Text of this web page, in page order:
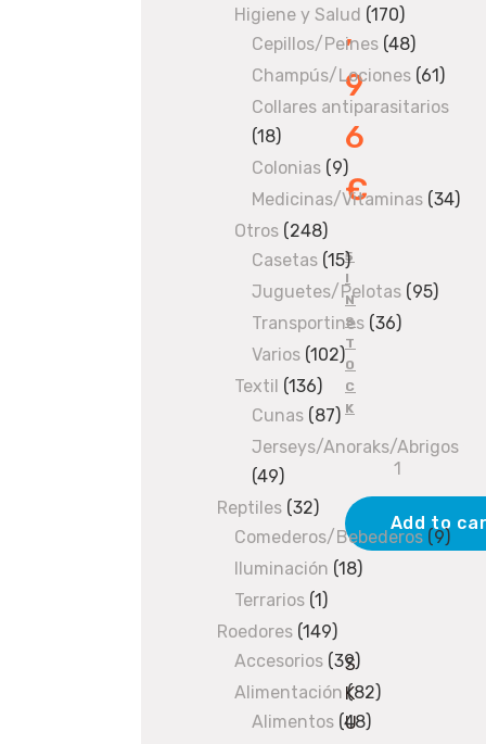
,
9
6
€
5
I
N
S
T
O
C
K
Manopla
16,5
x
23cm
Add to
S
K
U
products
Higiene y Salud 170170
products
Cepillos/Peines 4848
products
Champús/Lociones 6161
Collares antiparasitarios
1818
products
Colonias 99
products
Medicinas/Vitaminas 3434
Otros 248248
products
Casetas 1515
products
Juguetes/Pelotas 9595
Transportines 3636
Varios 102102
products
Textil 136136
products
Cunas 8787
products
Jerseys/Anoraks/Abrigos
4949
products
Reptiles 3232
products
Comederos/Bebederos 99
Iluminación 1818
Terrarios 11
product
Roedores 149149
products
Accesorios 3939
products
Alimentación 8282
Alimentos 4848